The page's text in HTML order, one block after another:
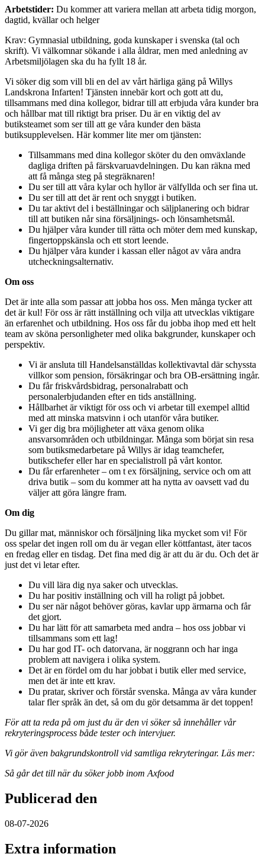
Arbetstider: Du kommer att variera mellan att arbeta tidig morgon,
dagtid, kvällar och helger
Krav: Gymnasial utbildning, goda kunskaper i svenska (tal och
skrift). Vi välkomnar sökande i alla åldrar, men med anledning av
Arbetsmiljölagen ska du ha fyllt 18 år.
Vi söker dig som vill bli en del av vårt härliga gäng på Willys
Landskrona Infarten! Tjänsten innebär kort och gott att du,
tillsammans med dina kollegor, bidrar till att erbjuda våra kunder bra
och hållbar mat till riktigt bra priser. Du är en viktig del av
butiksteamet som ser till att ge våra kunder den bästa
butiksupplevelsen. Här kommer lite mer om tjänsten:
Tillsammans med dina kollegor sköter du den omväxlande
dagliga driften på färskvaruavdelningen. Du kan räkna med
att få många steg på stegräknaren!
Du ser till att våra kylar och hyllor är välfyllda och ser fina ut.
Du ser till att det är rent och snyggt i butiken.
Du tar aktivt del i beställningar och säljplanering och bidrar
till att butiken når sina försäljnings- och lönsamhetsmål.
Du hjälper våra kunder till rätta och möter dem med kunskap,
fingertoppskänsla och ett stort leende.
Du hjälper våra kunder i kassan eller något av våra andra
utcheckningsalternativ.
Om oss
Det är inte alla som passar att jobba hos oss. Men många tycker att
det är kul! För oss är rätt inställning och vilja att utvecklas viktigare
än erfarenhet och utbildning. Hos oss får du jobba ihop med ett helt
team av sköna personligheter med olika bakgrunder, kunskaper och
perspektiv.
Vi är ansluta till Handelsanställdas kollektivavtal där schyssta
villkor som pension, försäkringar och bra OB-ersättning ingår.
Du får friskvårdsbidrag, personalrabatt och
personalerbjudanden efter en tids anställning.
Hållbarhet är viktigt för oss och vi arbetar till exempel alltid
med att minska matsvinn i och utanför våra butiker.
Vi ger dig bra möjligheter att växa genom olika
ansvarsområden och utbildningar. Många som börjat sin resa
som butiksmedarbetare på Willys är idag teamchefer,
butikschefer eller har en specialistroll på vårt kontor.
Du får erfarenheter – om t ex försäljning, service och om att
driva butik – som du kommer att ha nytta av oavsett vad du
väljer att göra längre fram.
Om dig
Du gillar mat, människor och försäljning lika mycket som vi! För
oss spelar det ingen roll om du är vegan eller köttfantast, äter tacos
en fredag eller en tisdag. Det fina med dig är att du är du. Och det är
just det vi letar efter.
Du vill lära dig nya saker och utvecklas.
Du har positiv inställning och vill ha roligt på jobbet.
Du ser när något behöver göras, kavlar upp ärmarna och får
det gjort.
Du har lätt för att samarbeta med andra – hos oss jobbar vi
tillsammans som ett lag!
Du har god IT- och datorvana, är noggrann och har inga
problem att navigera i olika system.
Det är en fördel om du har jobbat i butik eller med service,
men det är inte ett krav.
Du pratar, skriver och förstår svenska. Många av våra kunder
talar fler språk än det, så om du gör detsamma är det toppen!
För att ta reda på om just du är den vi söker så innehåller vår
rekryteringsprocess både tester och intervjuer.
Vi gör även bakgrundskontroll vid samtliga rekryteringar. Läs mer:
Så går det till när du söker jobb inom Axfood
Publicerad den
08-07-2026
Extra information